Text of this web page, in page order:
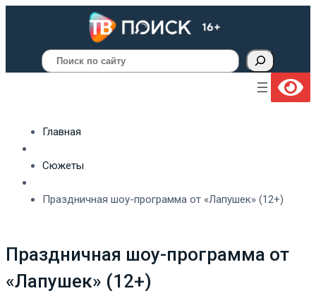
Поиск
Главная
Сюжеты
Праздничная шоу-программа от «Лапушек» (12+)
Праздничная шоу-программа от
«Лапушек» (12+)